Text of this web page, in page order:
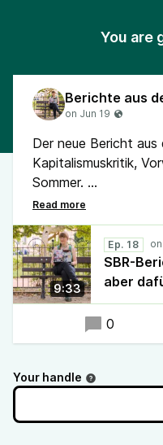
You are
Der neue Bericht
Kapitalismuskritik,
Sommer.
Hörversion des
dresden.de/sbr-
9:33
Ep. 18
SBR-
aber
0
Your handle